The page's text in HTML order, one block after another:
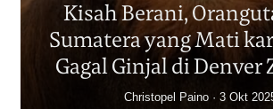
Individu dalam Satu
Junaidi Hanafiah 14 Jul
Kisah Berani,
Sumatera yang Mati
Gagal Ginjal di Denver
Christopel Paino 3 Okt